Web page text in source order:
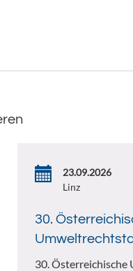
23.09.2026
Linz
30.
30.